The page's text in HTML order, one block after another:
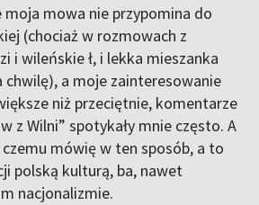
moja mowa nie przypomina do
(chociaż w rozmowach z
i wileńskie ł, i lekka mieszanka
a moje zainteresowanie
niż przeciętnie, komentarze
z Wilni” spotykały mnie często. A
mówię w ten sposób, a to
polską kulturą, ba, nawet
nacjonalizmie.